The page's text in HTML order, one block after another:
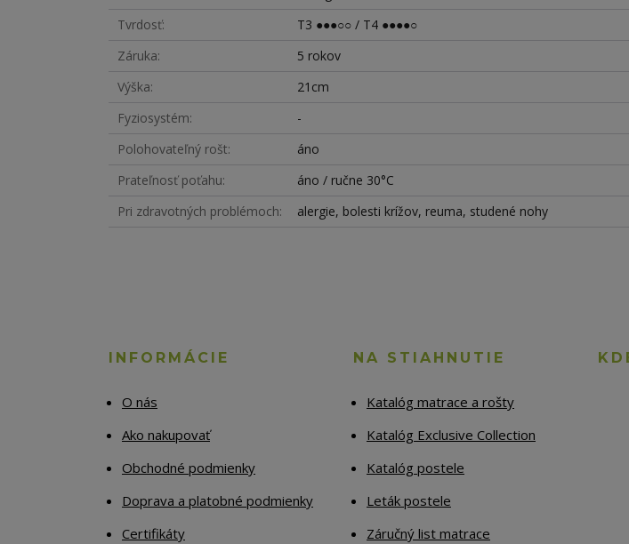
Tvrdosť
T3 ●●●○○ / T4 ●●●●○
Záruka
5 rokov
Výška
21cm
Fyziosystém
-
Polohovateľný rošt
áno
Prateľnosť poťahu
áno / ručne 30°C
Pri zdravotných problémoch
alergie, bolesti krížov, reuma, studené nohy
INFORMÁCIE
O nás
Ako nakupovať
Obchodné podmienky
Doprava a platobné podmienky
Certifikáty
NA STIAHNUTIE
Katalóg matrace a rošty
Katalóg Exclusive Collection
Katalóg postele
Leták postele
Záručný list matrace